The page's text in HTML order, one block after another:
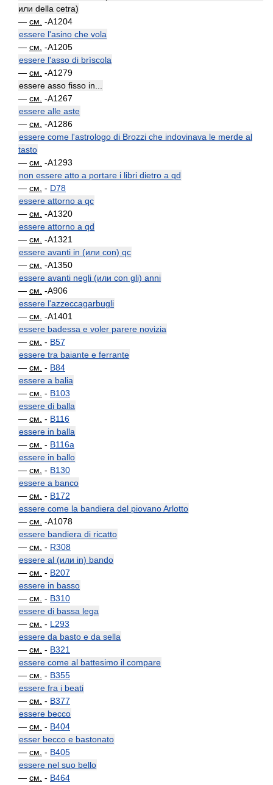
или della cetra)
— см. -A1204
essere l'asino che vola
— см. -A1205
essere l'asso di brìscola
— см. -A1279
essere asso fisso in...
— см. -A1267
essere alle aste
— см. -A1286
essere come l'astrologo di Brozzi che indovinava le merde al
tasto
— см. -A1293
non essere atto a portare i libri dietro a qd
— см. - D78
essere attorno a qc
— см. -A1320
essere attorno a qd
— см. -A1321
essere avanti in (или con) qc
— см. -A1350
essere avanti negli (или con gli) anni
— см. -A906
essere l'azzeccagarbugli
— см. -A1401
essere badessa e voler parere novizia
— см. - B57
essere tra baiante e ferrante
— см. - B84
essere a balia
— см. - B103
essere di balla
— см. - B116
essere in balla
— см. - B116a
essere in ballo
— см. - B130
essere a banco
— см. - B172
essere come la bandiera del piovano Arlotto
— см. -A1078
essere bandiera di ricatto
— см. - R308
essere al (или in) bando
— см. - B207
essere in basso
— см. - B310
essere di bassa lega
— см. - L293
essere da basto e da sella
— см. - B321
essere come al battesimo il compare
— см. - B355
essere fra i beati
— см. - B377
essere becco
— см. - B404
esser becco e bastonato
— см. - B405
essere nel suo bello
— см. - B464